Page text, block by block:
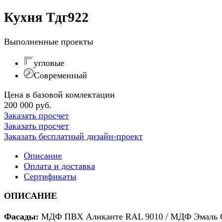
Кухня Тдг922
Выполненные проекты
угловые
Современный
Цена в базовой комлектации
200 000 руб.
Заказать просчет
Заказать просчет
Заказать бесплатный дизайн-проект
Описание
Оплата и доставка
Сертификаты
ОПИСАНИЕ
Фасады: МДФ ПВХ Аликанте RAL 9010 / МДФ Эмаль